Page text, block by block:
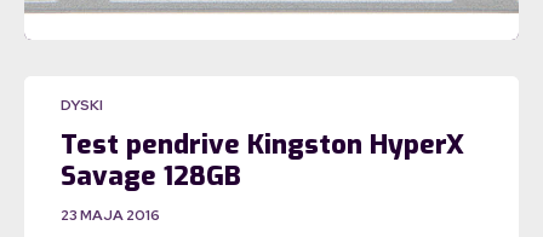
DYSKI
Test pendrive Kingston HyperX
Savage 128GB
23 MAJA 2016